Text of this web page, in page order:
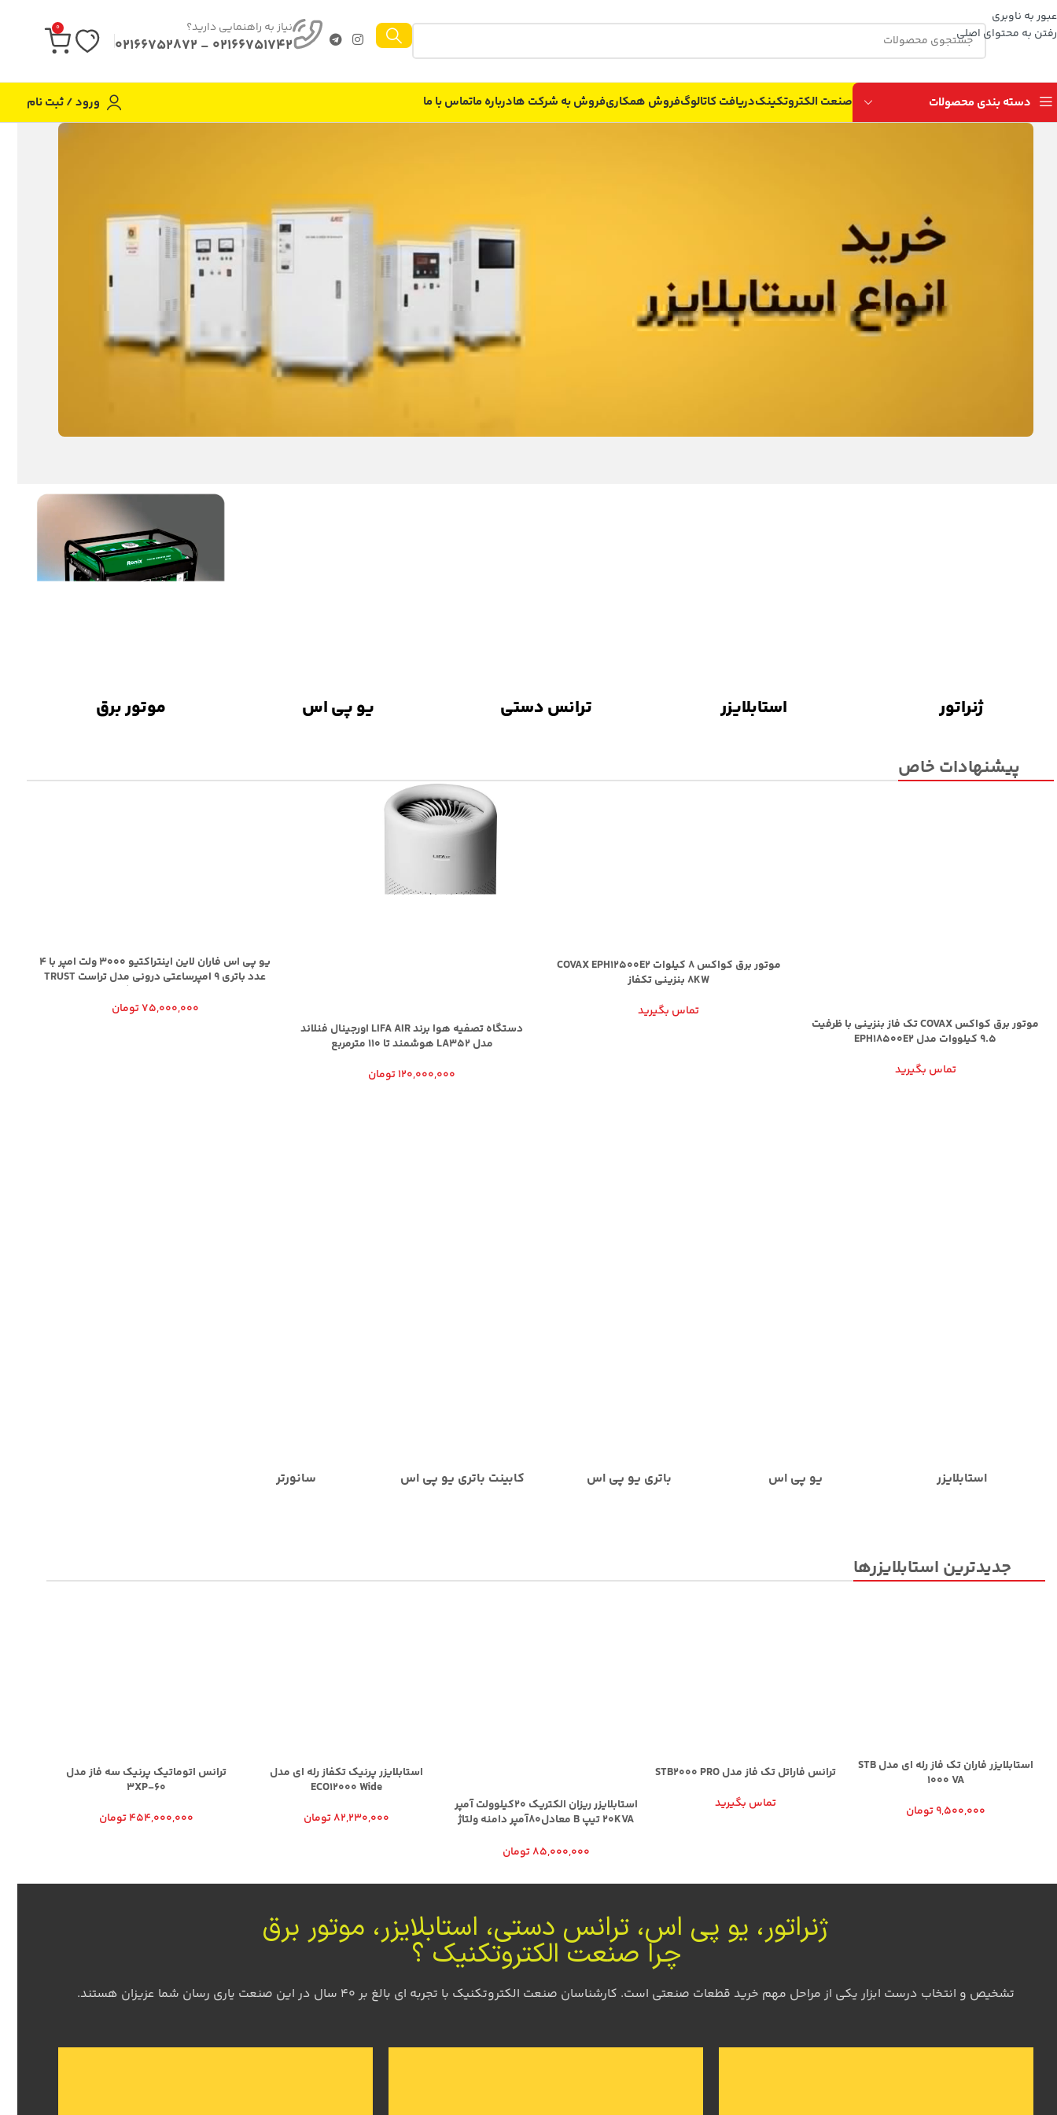
عبور به ناوبری
رفتن به محتوای اصلی
نیاز به راهنمایی دارید؟
02166751742 - 02166752872
0
دسته بندی محصولات صنعت الکتروتکینکدریافت کاتالوگفروش همکاریفروش به شركت هادرباره ماتماس با ما ورود / ثبت نام
ژنراتور استابلایزر ترانس دستی یو پی اس موتور برق
پیشنهادات خاص
موتور برق کواکس COVAX تک فاز بنزینی با ظرفیت
9.5 کیلووات مدل EPH18500E2
تماس بگیرید
موتور برق کواکس 8 کیلوات COVAX EPH12500E2
8KW بنزینی تکفاز
تماس بگیرید
دستگاه تصفیه هوا برند LIFA AIR اورجینال فنلاند
مدل LA352 هوشمند تا 110 مترمربع
120,000,000تومان
یو پی اس فاران لاین اینتراکتیو 3000 ولت امپر با 4
عدد باتری 9 امپرساعتی درونی مدل تراست TRUST
از فروش
75,000,000تومان
استابلایزر یو پی اس باتری یو پی اس کابینت باتری یو پی اس سانورتر
جدیدترین استابلایزرها
استابلایزر فاران تک فاز رله ای مدل STB
1000 VA
9,500,000 تومان
ترانس فاراتل تک فاز مدل STB2000 PRO
تماس بگیرید
استابلایزر ریزان الکتریک 20کیلوولت آمپر
20KVA تیپ B معادل80آمپر دامنه ولتاژ
85,000,000 تومان
استابلایزر پرنیک تکفاز رله ای مدل
ECO12000 Wide
82,230,000 تومان
ترانس اتوماتیک پرنیک سه فاز مدل
3XP-60
454,000,000تومان
ژنراتور، یو پی اس، ترانس دستی، استابلایزر، موتور برق
چرا صنعت الکتروتکنیک ؟
تشخیص و انتخاب درست ابزار یکی از مراحل مهم خرید قطعات صنعتی است. کارشناسان صنعت الکتروتکنیک با تجربه ای بالغ بر 40 سال در این صنعت یاری رسان شما عزیزان هستند.